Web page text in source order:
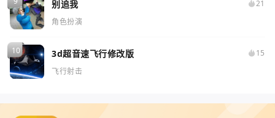
别追我
21
角色扮演
3d超音速飞行修改版
15
飞行射击